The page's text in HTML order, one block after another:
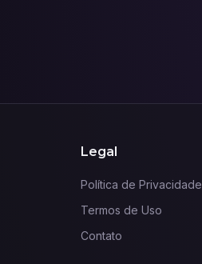
Legal
Política de Privacidade
Termos de Uso
Contato